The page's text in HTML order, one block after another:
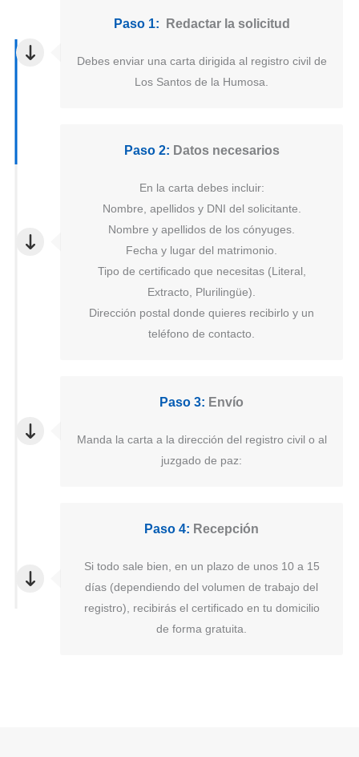
Paso 1: Redactar la solicitud
Debes enviar una carta dirigida al registro civil de
Los Santos de la Humosa.
Paso 2: Datos necesarios
En la carta debes incluir:
Nombre, apellidos y DNI del solicitante.
Nombre y apellidos de los cónyuges.
Fecha y lugar del matrimonio.
Tipo de certificado que necesitas (Literal,
Extracto, Plurilingüe).
Dirección postal donde quieres recibirlo y un
teléfono de contacto.
Paso 3: Envío
Manda la carta a la dirección del registro civil o al
juzgado de paz:
Paso 4: Recepción
Si todo sale bien, en un plazo de unos 10 a 15
días (dependiendo del volumen de trabajo del
registro), recibirás el certificado en tu domicilio
de forma gratuita.